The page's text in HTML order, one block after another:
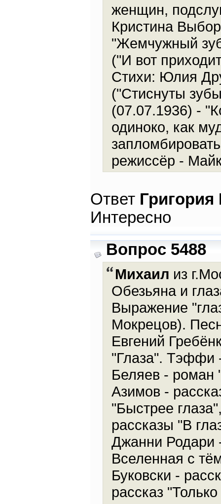
женщин,
Кристина
"Жемчужный
("И вот
Стихи: Юлия
("Стиснуты
(07.07.1936) -
одиноко, как
режиссёр -
Ответ
Интересно
Вопрос 5488
Михаил из
Обезьяна и
Выражение
Мокрецов).
Евгений
"Глаза". Тэффи
Беляев - роман
Азимов -
"Быстрее
рассказы "В
Джанни Родари
Вселенная с
Буковски -
рассказ